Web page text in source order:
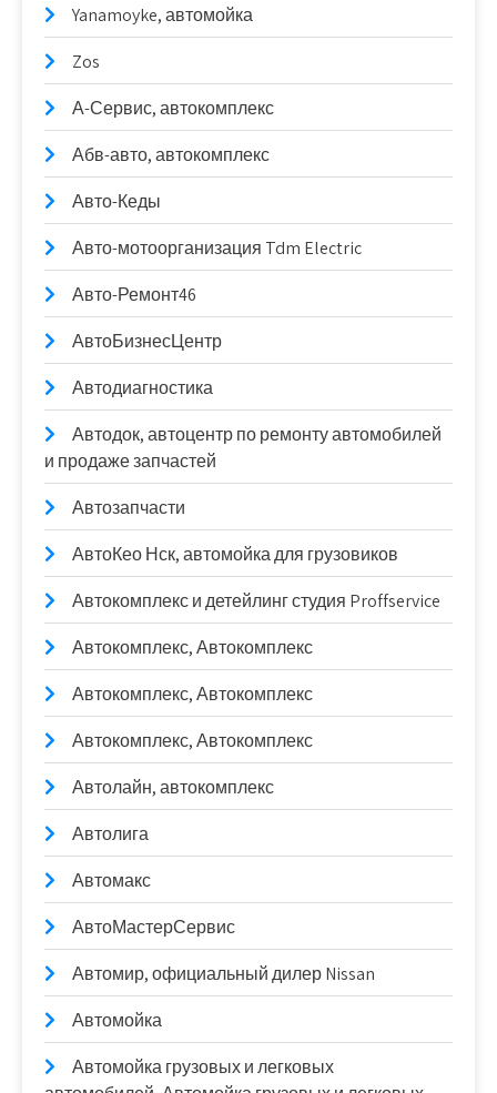
Yanamoyke, автомойка
Zos
А-Сервис, автокомплекс
Абв-авто, автокомплекс
Авто-Кеды
Авто-мотоорганизация Tdm Electric
Авто-Ремонт46
АвтоБизнесЦентр
Автодиагностика
Автодок, автоцентр по ремонту автомобилей
и продаже запчастей
Автозапчасти
АвтоКео Нск, автомойка для грузовиков
Автокомплекс и детейлинг студия Proffservice
Автокомплекс, Автокомплекс
Автокомплекс, Автокомплекс
Автокомплекс, Автокомплекс
Автолайн, автокомплекс
Автолига
Автомакс
АвтоМастерСервис
Автомир, официальный дилер Nissan
Автомойка
Автомойка грузовых и легковых